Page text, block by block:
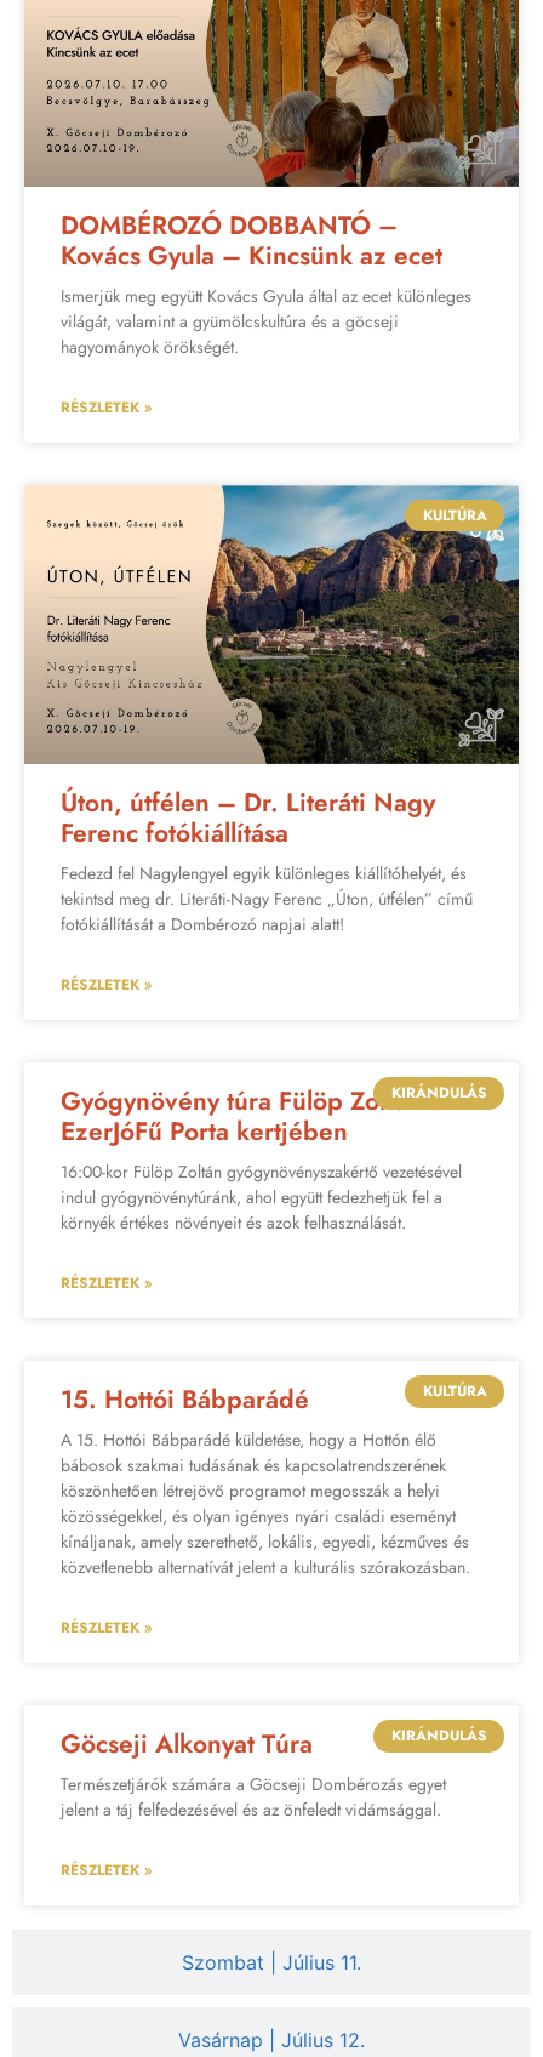
Szombat | Július 11.
Vasárnap | Július 12.
DOMBÉROZÓ DOBBANTÓ –
Kovács Gyula – Kincsünk az ecet
Ismerjük meg együtt Kovács Gyula által az ecet különleges
világát, valamint a gyümölcskultúra és a göcseji
hagyományok örökségét.
RÉSZLETEK »
KULTÚRA
Úton, útfélen – Dr. Literáti Nagy
Ferenc fotókiállítása
Fedezd fel Nagylengyel egyik különleges kiállítóhelyét, és
tekintsd meg dr. Literáti-Nagy Ferenc „Úton, útfélen” című
fotókiállítását a Dombérozó napjai alatt!
RÉSZLETEK »
KIRÁNDULÁS
Gyógynövény túra Fülöp Zolival az
EzerJóFű Porta kertjében
16:00-kor Fülöp Zoltán gyógynövényszakértő vezetésével
indul gyógynövénytúránk, ahol együtt fedezhetjük fel a
környék értékes növényeit és azok felhasználását.
RÉSZLETEK »
KULTÚRA
15. Hottói Bábparádé
A 15. Hottói Bábparádé küldetése, hogy a Hottón élő
bábosok szakmai tudásának és kapcsolatrendszerének
köszönhetően létrejövő programot megosszák a helyi
közösségekkel, és olyan igényes nyári családi eseményt
kínáljanak, amely szerethető, lokális, egyedi, kézműves és
közvetlenebb alternatívát jelent a kulturális szórakozásban.
RÉSZLETEK »
KIRÁNDULÁS
Göcseji Alkonyat Túra
Természetjárók számára a Göcseji Dombérozás egyet
jelent a táj felfedezésével és az önfeledt vidámsággal.
RÉSZLETEK »